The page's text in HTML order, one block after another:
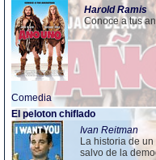
Harold Ramis
Conoce a tus
Comedia
El peloton chiflado
Ivan Reitman
La historia de
salvo de la